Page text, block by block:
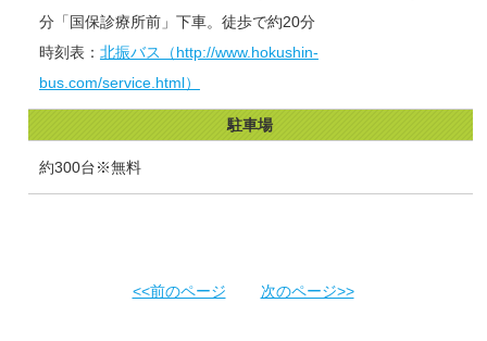
分「国保診療所前」下車。徒歩で約20分
時刻表： 北振バス（http://www.hokushin-
bus.com/service.html）
駐車場
約300台※無料
<<前のページ 次のページ>>